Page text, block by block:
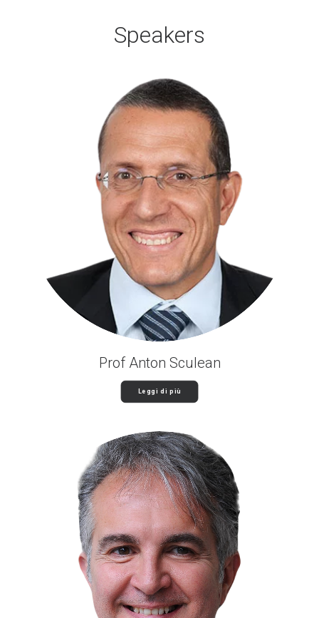
Speakers
Prof Anton Sculean
Leggi di più